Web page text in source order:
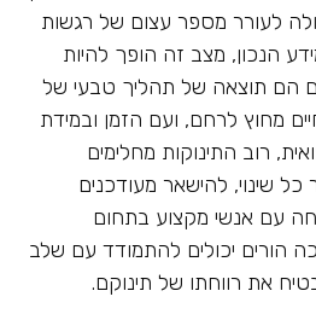
לעורר מספר עצום של רגשות
הנכון, מצב זה הופך להיות
הם תוצאה של תהליך טבעי של
מחוץ לרחם, ועם הזמן ובמידת
רוב התינוקות מחלימים
כל שינוי, להישאר מעודכנים
עם אנשי מקצוע בתחום
הורים יכולים להתמודד עם שלב
את רווחתו של תינוקם.